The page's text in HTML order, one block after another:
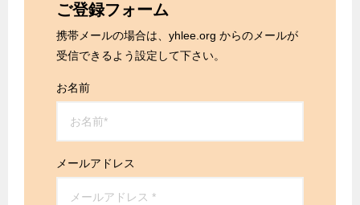
ご登録フォーム
携帯メールの場合は、yhlee.org からのメールが
受信できるよう設定して下さい。
お名前
メールアドレス